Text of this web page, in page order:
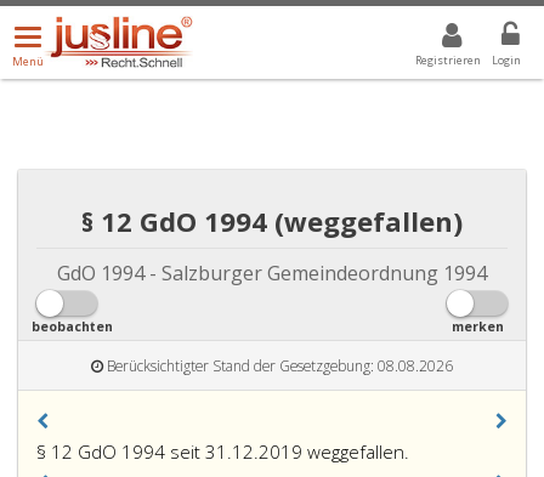
Registrieren Login
Menü
öffnen/schließen
Menü
ALLE DROPDOWN: GEWÄHLTER WERT IST ALLE
§ 12 GdO 1994 (weggefallen)
GdO 1994 - Salzburger Gemeindeordnung 1994
beobachten merken
Berücksichtigter Stand der Gesetzgebung: 08.08.2026
§ 12 GdO 1994 seit 31.12.2019 weggefallen.